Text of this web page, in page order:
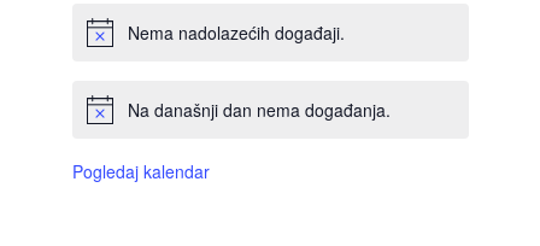
Nema nadolazećih događaji.
Na današnji dan nema događanja.
Pogledaj kalendar